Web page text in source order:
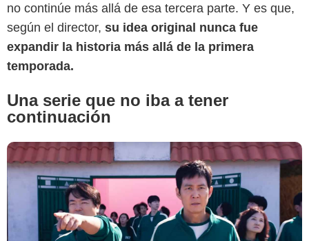
no continúe más allá de esa tercera parte. Y es que,
según el director, su idea original nunca fue
expandir la historia más allá de la primera
temporada.
Una serie que no iba a tener
continuación